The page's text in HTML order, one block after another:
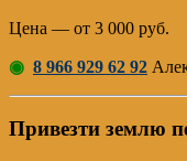
Цена — от 3 000 руб.
◉ 8 966 929 62 92
Привезти землю